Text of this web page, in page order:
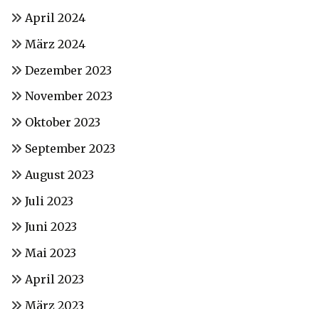
April 2024
März 2024
Dezember 2023
November 2023
Oktober 2023
September 2023
August 2023
Juli 2023
Juni 2023
Mai 2023
April 2023
März 2023